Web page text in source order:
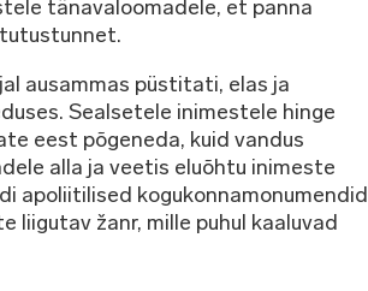
tänavaloomadele, et panna
ausammas püstitati, elas ja
Sealsetele inimestele hinge
eest põgeneda, kuid vandus
alla ja veetis eluõhtu inimeste
apoliitilised kogukonnamonumendid
liigutav žanr, mille puhul kaaluvad